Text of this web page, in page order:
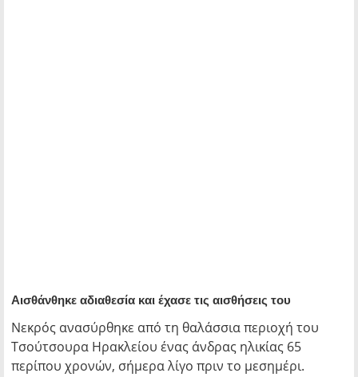
Αισθάνθηκε αδιαθεσία και έχασε τις αισθήσεις του
Νεκρός ανασύρθηκε από τη θαλάσσια περιοχή του
Τσούτσουρα Ηρακλείου ένας άνδρας ηλικίας 65
περίπου χρονών, σήμερα λίγο πριν το μεσημέρι.